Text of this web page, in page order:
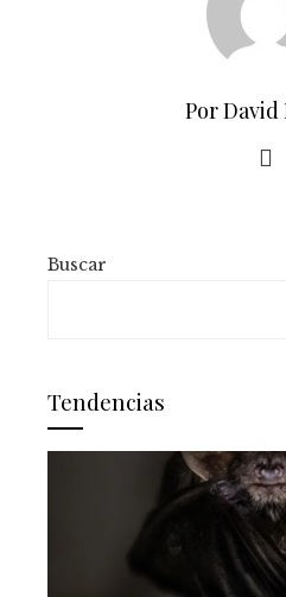
Por David
Buscar
Tendencias